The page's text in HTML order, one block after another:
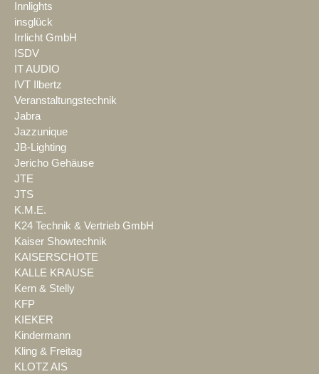
Innlights
insglück
Irrlicht GmbH
ISDV
IT AUDIO
IVT Ilbertz
Veranstaltungstechnik
Jabra
Jazzunique
JB-Lighting
Jericho Gehäuse
JTE
JTS
K.M.E.
K24 Technik & Vertrieb GmbH
Kaiser Showtechnik
KAISERSCHOTE
KALLE KRAUSE
Kern & Stelly
KFP
KIEKER
Kindermann
Kling & Freitag
KLOTZ AIS